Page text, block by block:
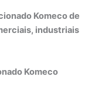
Komeco de
industriais
Komeco